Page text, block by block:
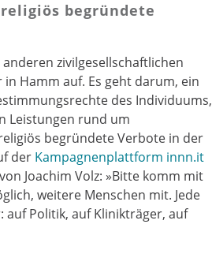
begründete
zivilgesellschaftlichen
Hamm auf. Es geht darum, ein
des Individuums,
Leistungen rund um
begründete Verbote in der
der Kampagnenplattform innn.it
Joachim Volz: »Bitte komm mit
weitere Menschen mit. Jede
Politik, auf Klinikträger, auf